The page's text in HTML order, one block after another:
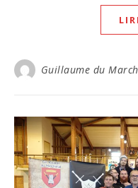
Guillaume du